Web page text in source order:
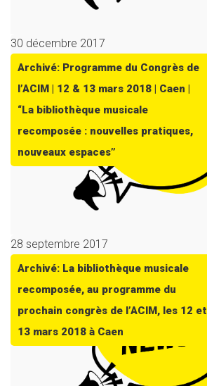
30 décembre 2017
Archivé: Programme du Congrès de
l’ACIM | 12 & 13 mars 2018 | Caen |
“La bibliothèque musicale
recomposée : nouvelles pratiques,
nouveaux espaces”
28 septembre 2017
Archivé: La bibliothèque musicale
recomposée, au programme du
prochain congrès de l’ACIM, les 12 et
13 mars 2018 à Caen